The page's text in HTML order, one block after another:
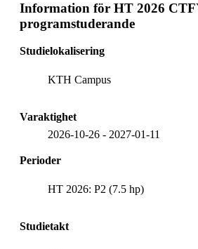
Information för HT 2026
programstuderande
Studielokalisering
KTH Campus
Varaktighet
2026-10-26 - 2027-01-11
Perioder
HT 2026: P2 (7.5 hp)
Studietakt